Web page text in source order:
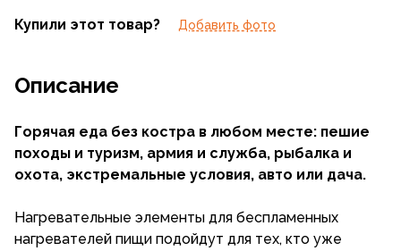
Купили этот товар? Добавить фото
Описание
Горячая еда без костра в любом месте: пешие
походы и туризм, армия и служба, рыбалка и
охота, экстремальные условия, авто или дача.
Нагревательные элементы для беспламенных
нагревателей пищи подойдут для тех, кто уже